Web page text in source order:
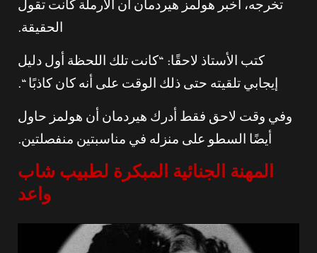
تخرجه، أخبر هولمز هيردمان أن الأرملة كانت تقول
الحقيقة.
كتب الأستاذ لاحقًا: “كانت تلك اللحظة أول دليل
إيجابي تلقيته حتى ذلك الوقت على أنه كان كاذبًا “.
وفي وقت لاحق فقط أدرك هيردمان أن هولمز حاول
أيضًا السطو على منزله في مناسبتين منفصلتين.
المهنة الجنائية المبكرة لطبيب شاب
واعد